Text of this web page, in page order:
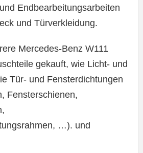
Endbearbeitungsarbeiten
und Türverkleidung.
Mercedes-Benz W111
gekauft, wie Licht- und
Tür- und Fensterdichtungen
Fensterschienen,
…). und